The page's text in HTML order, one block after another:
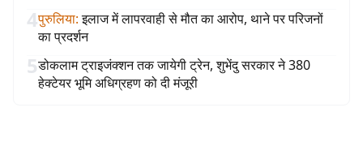
4पुरुलिया: इलाज में लापरवाही से मौत का आरोप, थाने पर परिजनों
का प्रदर्शन
5डोकलाम ट्राइजंक्शन तक जायेगी ट्रेन, शुभेंदु सरकार ने 380
हेक्टेयर भूमि अधिग्रहण को दी मंजूरी